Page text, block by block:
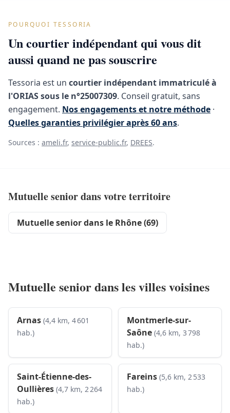
POURQUOI TESSORIA
Un courtier indépendant qui vous dit
aussi quand ne pas souscrire
Tessoria est un courtier indépendant immatriculé à
l'ORIAS sous le n°25007309. Conseil gratuit, sans
engagement. Nos engagements et notre méthode ·
Quelles garanties privilégier après 60 ans.
Sources : ameli.fr, service-public.fr, DREES.
Mutuelle senior dans votre territoire
Mutuelle senior dans le Rhône (69)
Mutuelle senior dans les villes voisines
Arnas (4,4 km, 4 601
hab.)
Montmerle-sur-
Saône (4,6 km, 3 798
hab.)
Saint-Étienne-des-
Oullières (4,7 km, 2 264
hab.)
Fareins (5,6 km, 2 533
hab.)